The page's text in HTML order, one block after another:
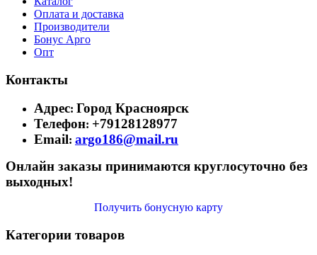
Оплата и доставка
Производители
Бонус Арго
Опт
Контакты
Адрес: Город Красноярск
Телефон: +79128128977
Email: argo186@mail.ru
Онлайн заказы принимаются круглосуточно без
выходных!
Получить бонусную карту
Категории товаров